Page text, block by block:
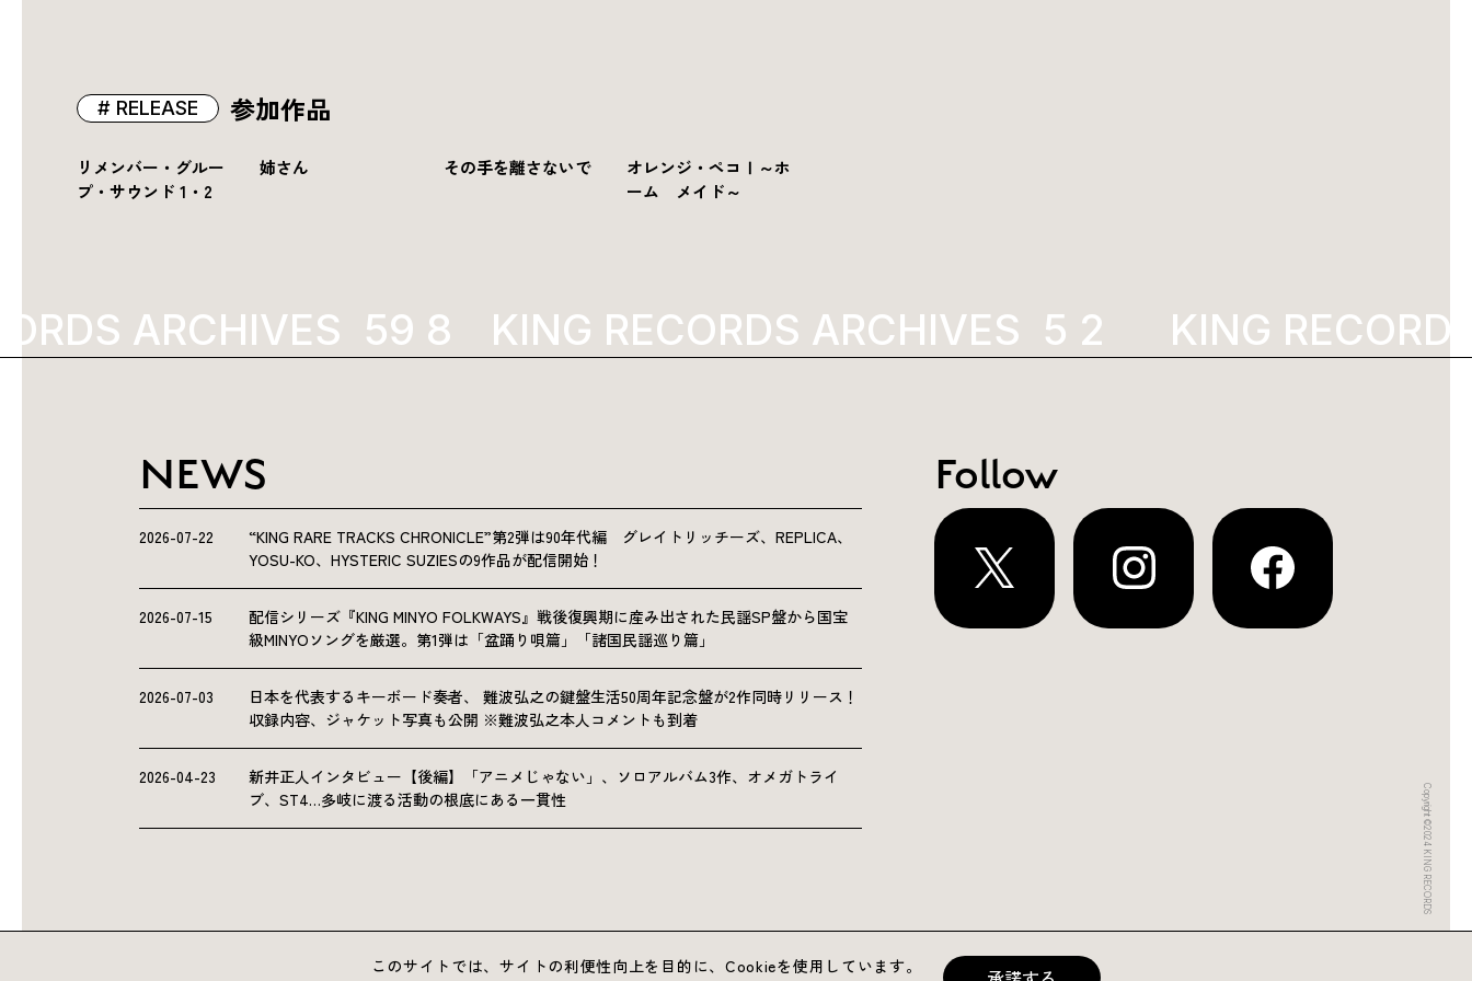
参加作品
RELEASE
リメンバー・グルー
プ・サウンド 1・2
姉さん その手を離さないで
オレンジ・ペコⅠ～ホ
ーム メイド～
ARCHIVES 1987 KING RECORDS ARCHIVES 5972 KING
NEWS
2026-07-22
“KING RARE TRACKS CHRONICLE”第2弾は90年代編 グレイトリッチーズ、REPLICA、
YOSU-KO、HYSTERIC SUZIESの9作品が配信開始！
2026-07-15
配信シリーズ『KING MINYO FOLKWAYS』戦後復興期に産み出された民謡SP盤から国宝
級MINYOソングを厳選。第1弾は「盆踊り唄篇」「諸国民謡巡り篇」
2026-07-03
日本を代表するキーボード奏者、 難波弘之の鍵盤生活50周年記念盤が2作同時リリース！
収録内容、ジャケット写真も公開 ※難波弘之本人コメントも到着
2026-04-23
新井正人インタビュー【後編】「アニメじゃない」、ソロアルバム3作、オメガトライ
ブ、ST4…多岐に渡る活動の根底にある一貫性
Follow
Copyright ©2024 KING RECORDS
このサイトでは、サイトの利便性向上を目的に、Cookieを使用しています。